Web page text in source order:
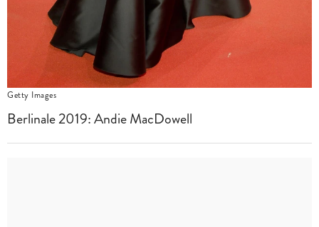
Getty Images
Berlinale 2019: Andie MacDowell